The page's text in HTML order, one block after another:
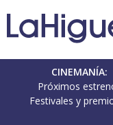
CINEMANÍA:
Próximos
Festivales y